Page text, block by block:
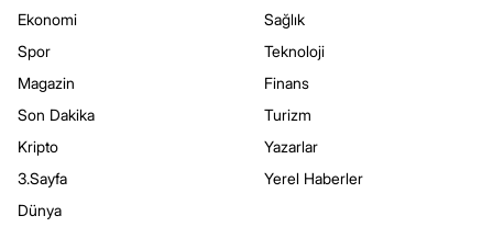
Ekonomi
Spor
Magazin
Son Dakika
Kripto
3.Sayfa
Dünya
Sağlık
Teknoloji
Finans
Turizm
Yazarlar
Yerel Haberler